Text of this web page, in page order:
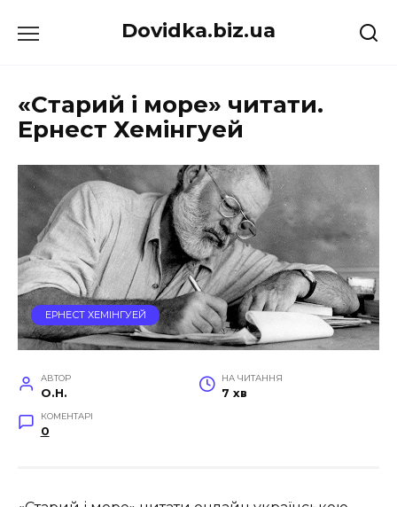
до
Dovidka.biz.ua
«Старий і море» читати.
Ернест Хемінгуей
ЕРНЕСТ ХЕМІНГУЕЙ
АВТОР
O.H.
НА ЧИТАННЯ
7 хв
КОМЕНТАРІ
0